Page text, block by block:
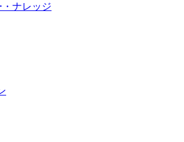
・ナレッジ